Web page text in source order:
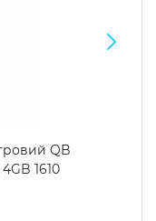
QB
1610